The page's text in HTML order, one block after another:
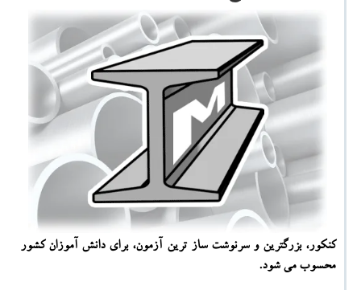
كنكور، بزرگترین و سرنوشت ساز ترین آزمون، برای دانش آموزان كشور
محسوب می شود.